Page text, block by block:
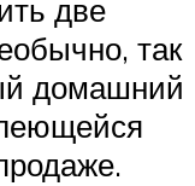
две
так
домашний